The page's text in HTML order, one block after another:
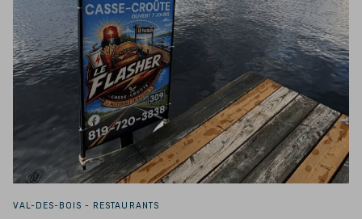
VAL-DES-BOIS - RESTAURANTS